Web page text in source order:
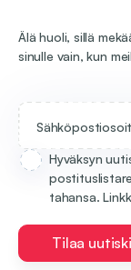
Älä huoli, sillä
sinulle vain, kun
Hyväksyn
tahansa.
Tilaa